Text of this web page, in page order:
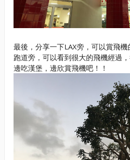
最後，分享一下LAX旁，可以賞飛
跑道旁，可以看到很大的飛機經過
邊吃漢堡，邊欣賞飛機吧！！